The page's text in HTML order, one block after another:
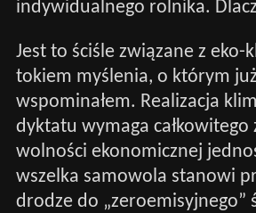
indywidualnego rolnika.
Jest to ściśle związane z eko-
tokiem myślenia, o którym
wspominałem. Realizacja
dyktatu wymaga całkowitego
wolności ekonomicznej
wszelka samowola stanowi
drodze do „zeroemisyjnego”